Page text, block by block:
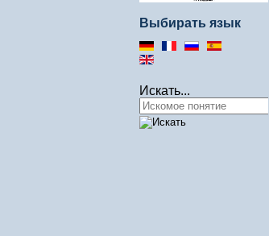
Выбирать язык
Искать...